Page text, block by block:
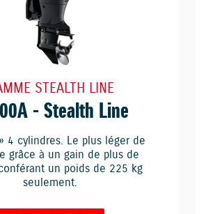
STEALTH LINE
- Stealth Line
4 cylindres. Le plus léger de
grâce à un gain de plus de
un poids de 225 kg
seulement.